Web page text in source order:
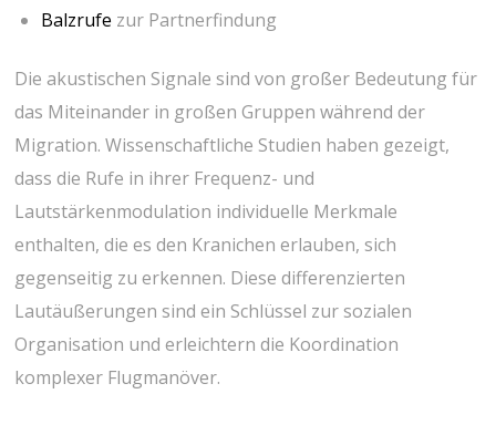
Balzrufe zur Partnerfindung
Die akustischen Signale sind von großer Bedeutung für
das Miteinander in großen Gruppen ⁢während der
Migration. Wissenschaftliche Studien haben gezeigt,
dass die Rufe in⁤ ihrer Frequenz-⁤ und
Lautstärkenmodulation individuelle ⁣Merkmale
enthalten, die es den Kranichen erlauben, ⁢sich
gegenseitig zu erkennen. Diese differenzierten
Lautäußerungen sind ein Schlüssel zur sozialen
Organisation und erleichtern die ‍Koordination
komplexer Flugmanöver.